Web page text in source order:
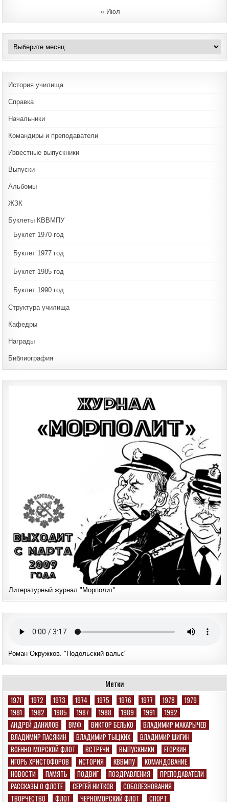
« Июл
Архивы
История училища
Справка
Начальники
Командиры и преподаватели
Известные выпускники
Выпуски
Альбомы
ЖЗК
Буклеты КВВМПУ
Буклет 1970 год
Буклет 1977 год
Буклет 1985 год
Буклет 1990 год
Структура училища
Кафедры
Награды
Библиография
Литературный журнал "Морполит"
Роман Окружков. "Подольский вальс"
Метки
1971 1972 1973 1974 1975 1976 1977 1978
1979
1981
1982 1985 1987 1988 1989 1991
1992
АНДРЕЙ ДАНИЛОВ
ВМФ ВИКТОР БЕЛЬКО
ВЛАДИМИР МАКАРЫЧЕВ
ВЛАДИМИР ПАСЯКИН
ВЛАДИМИР ТЫЦКИХ
ВЛАДИМИР ШИГИН
ВОЕННО-МОРСКОЙ ФЛОТ
ВСТРЕЧИ ВЫПУСКНИКИ
ЕГОРКИН
ИГОРЬ ХРИСТОФОРОВ
ИСТОРИЯ КВВМПУ
КОМАНДОВАНИЕ
НОВОСТИ
ПАМЯТЬ ПОДВИГ ПОЗДРАВЛЕНИЯ
ПРЕПОДАВАТЕЛИ
РАССКАЗЫ О ФЛОТЕ
СЕРГЕЙ НИТКОВ
СОБОЛЕЗНОВАНИЯ
ТВОРЧЕСТВО
ФЛОТ ЧЕРНОМОРСКИЙ ФЛОТ СПОРТ